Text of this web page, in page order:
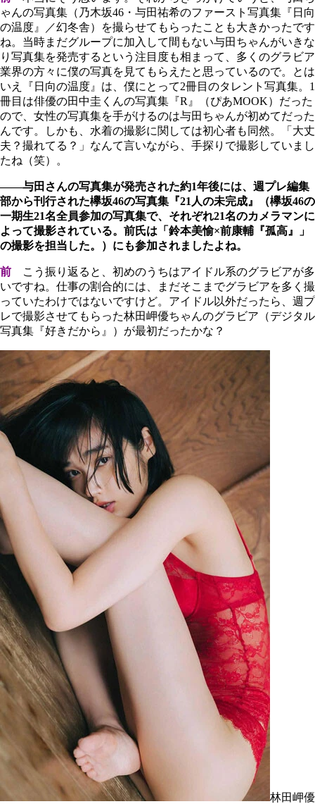
ゃんの写真集（乃木坂46・与田祐希のファースト写真集『日向
の温度』／幻冬舎）を撮らせてもらったことも大きかったです
ね。当時まだグループに加入して間もない与田ちゃんがいきな
り写真集を発売するという注目度も相まって、多くのグラビア
業界の方々に僕の写真を見てもらえたと思っているので。とは
いえ『日向の温度』は、僕にとって2冊目のタレント写真集。1
冊目は俳優の田中圭くんの写真集『R』（ぴあMOOK）だった
ので、女性の写真集を手がけるのは与田ちゃんが初めてだった
んです。しかも、水着の撮影に関しては初心者も同然。「大丈
夫？撮れてる？」なんて言いながら、手探りで撮影していまし
たね（笑）。
――与田さんの写真集が発売された約1年後には、週プレ編集
部から刊行された欅坂46の写真集『21人の未完成』（欅坂46の
一期生21名全員参加の写真集で、それぞれ21名のカメラマンに
よって撮影されている。前氏は「鈴本美愉×前康輔『孤高』」
の撮影を担当した。）にも参加されましたよね。
前 こう振り返ると、初めのうちはアイドル系のグラビアが多
いですね。仕事の割合的には、まだそこまでグラビアを多く撮
っていたわけではないですけど。アイドル以外だったら、週プ
レで撮影させてもらった林田岬優ちゃんのグラビア（デジタル
写真集『好きだから』）が最初だったかな？
林田岬優